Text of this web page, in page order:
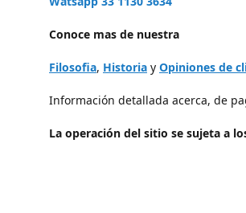
Conoce mas de nuestra
Filosofia, Historia y Opiniones de
Información detallada acerca, de
La operación del sitio se sujeta a